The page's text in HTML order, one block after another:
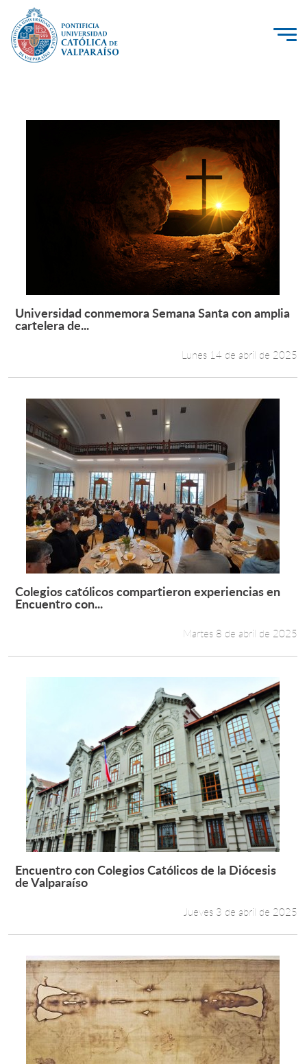
Vinculación con el Medio
Formación Continua
Funcionarios
Alumni
English
Leer más +
Universidad conmemora Semana Santa con amplia
cartelera de...
Lunes 14 de abril de 2025
Leer más +
Colegios católicos compartieron experiencias en
Encuentro con...
Martes 8 de abril de 2025
Leer más +
Encuentro con Colegios Católicos de la Diócesis
de Valparaíso
Jueves 3 de abril de 2025